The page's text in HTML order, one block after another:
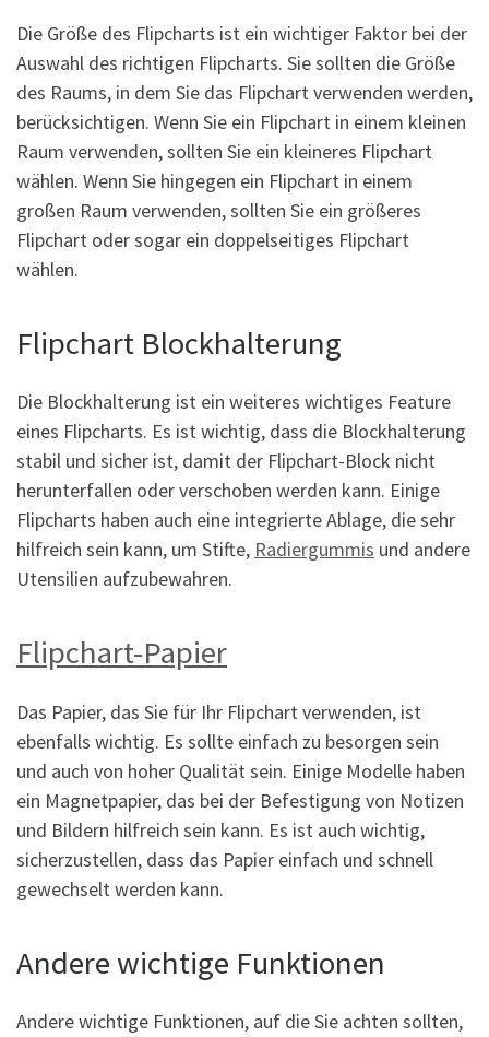
Die Größe des Flipcharts ist ein wichtiger Faktor bei der
Auswahl des richtigen Flipcharts. Sie sollten die Größe
des Raums, in dem Sie das Flipchart verwenden werden,
berücksichtigen. Wenn Sie ein Flipchart in einem kleinen
Raum verwenden, sollten Sie ein kleineres Flipchart
wählen. Wenn Sie hingegen ein Flipchart in einem
großen Raum verwenden, sollten Sie ein größeres
Flipchart oder sogar ein doppelseitiges Flipchart
wählen.
Flipchart Blockhalterung
Die Blockhalterung ist ein weiteres wichtiges Feature
eines Flipcharts. Es ist wichtig, dass die Blockhalterung
stabil und sicher ist, damit der Flipchart-Block nicht
herunterfallen oder verschoben werden kann. Einige
Flipcharts haben auch eine integrierte Ablage, die sehr
hilfreich sein kann, um Stifte, Radiergummis und andere
Utensilien aufzubewahren.
Flipchart-Papier
Das Papier, das Sie für Ihr Flipchart verwenden, ist
ebenfalls wichtig. Es sollte einfach zu besorgen sein
und auch von hoher Qualität sein. Einige Modelle haben
ein Magnetpapier, das bei der Befestigung von Notizen
und Bildern hilfreich sein kann. Es ist auch wichtig,
sicherzustellen, dass das Papier einfach und schnell
gewechselt werden kann.
Andere wichtige Funktionen
Andere wichtige Funktionen, auf die Sie achten sollten,